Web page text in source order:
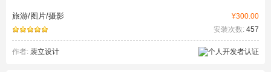
¥300.00
旅游/图片/摄影
安装次数: 457
作者: 裴立设计